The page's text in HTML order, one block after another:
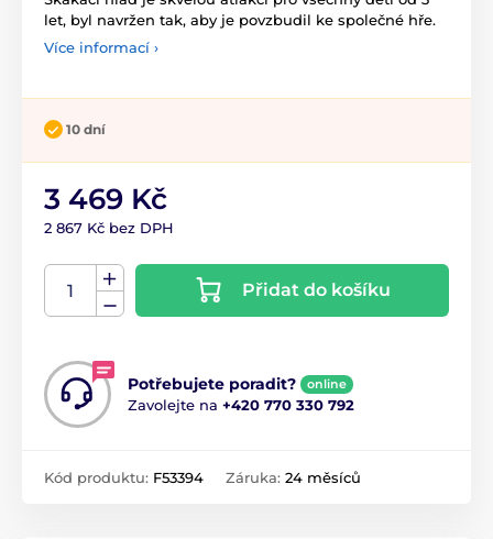
let, byl navržen tak, aby je povzbudil ke společné hře.
Více informací ›
10 dní
3 469 Kč
2 867 Kč bez DPH
Přidat do košíku
Potřebujete poradit? online
Zavolejte na +420 770 330 792
Kód produktu: F53394 Záruka: 24 měsíců